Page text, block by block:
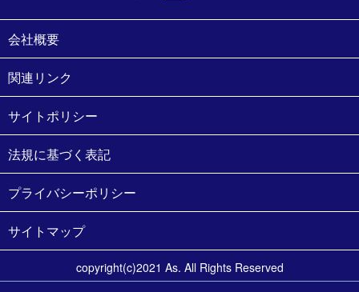
会社概要
関連リンク
サイトポリシー
法規に基づく表記
プライバシーポリシー
サイトマップ
copyright(c)2021 As. All Rights Reserved